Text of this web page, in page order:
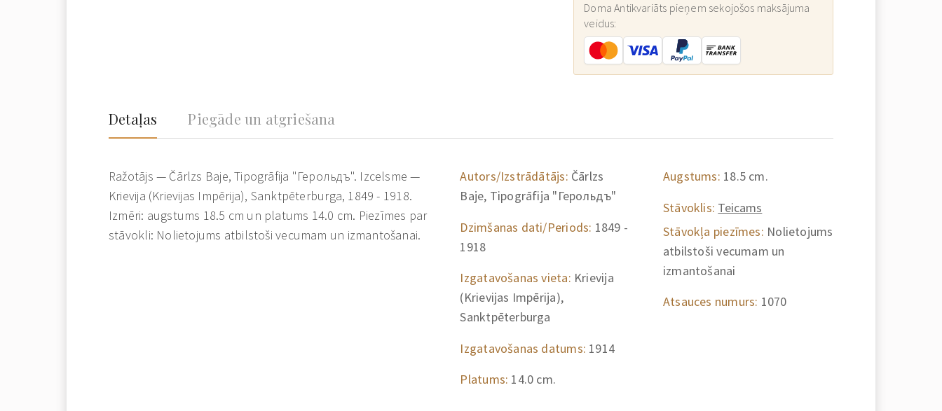
Doma Antikvariāts pieņem sekojošos maksājuma
veidus:
Detaļas Piegāde un atgriešana
Ražotājs — Čārlzs Baje, Tipogrāfija "Герольдъ". Izcelsme —
Krievija (Krievijas Impērija), Sanktpēterburga, 1849 - 1918.
Izmēri: augstums 18.5 cm un platums 14.0 cm. Piezīmes par
stāvokli: Nolietojums atbilstoši vecumam un izmantošanai.
Autors/Izstrādātājs: Čārlzs
Baje, Tipogrāfija "Герольдъ"
Dzimšanas dati/Periods: 1849 -
1918
Izgatavošanas vieta: Krievija
(Krievijas Impērija),
Sanktpēterburga
Izgatavošanas datums: 1914
Platums: 14.0 cm.
Augstums: 18.5 cm.
Stāvoklis: Teicams
Stāvokļa piezīmes: Nolietojums
atbilstoši vecumam un
izmantošanai
Atsauces numurs: 1070